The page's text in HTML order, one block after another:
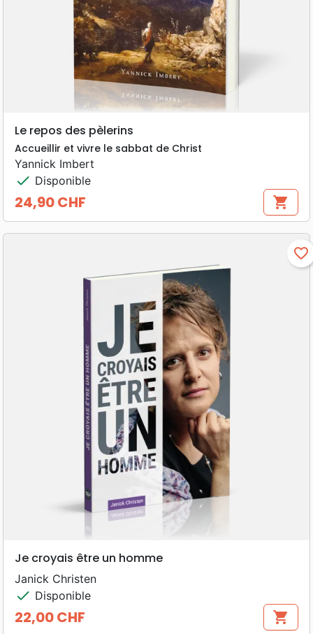
Le repos des pèlerins
Accueillir et vivre le sabbat de Christ
Yannick Imbert
check Disponible
Prix
24,90 CHF shopping_cart
favorite_border
Je croyais être un homme
Janick Christen
check Disponible
Prix
22,00 CHF shopping_cart